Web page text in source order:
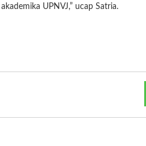
UPNVJ,” ucap Satria.